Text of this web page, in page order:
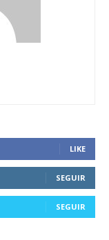
LIKE
SEGUIR
SEGUIR